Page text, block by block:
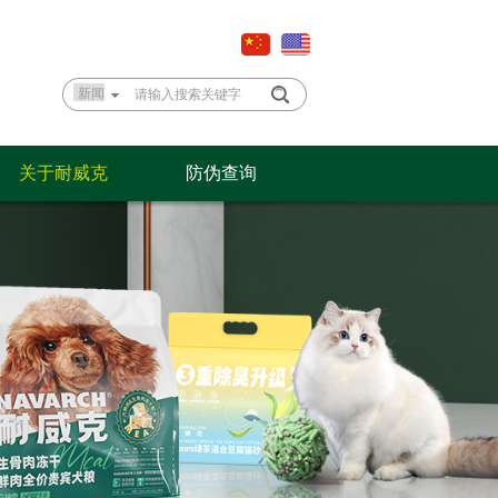
关于耐威克 防伪查询